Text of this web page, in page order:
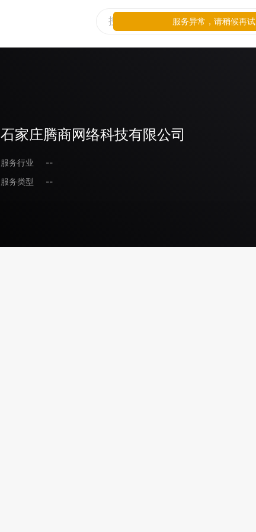
石家庄腾商网络科技有限公司
服务行业
--
服务类型
--
服务异常，请稍候再试